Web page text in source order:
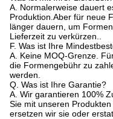
A. Normalerweise dauert
Produktion.Aber für neue
länger dauern, um
Lieferzeit zu verkürzen..
F. Was ist Ihre
A. Keine MOQ-Grenze.
die Formengebühr zu
werden.
Q. Was ist Ihre Garantie?
A. Wir garantieren 100%
Sie mit unseren
ersetzen wir sie oder